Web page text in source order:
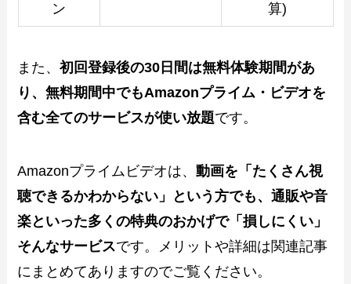
ン
算)
また、初回登録後の30日間は無料体験期間があ
り、無料期間中でもAmazonプライム・ビデオを
含む全てのサービスが使い放題です。
Amazonプライムビデオは、動画を「たくさん視
聴できるかわからない」という方でも、通販や音
楽といった多くの特典のおかげで「損しにくい」
そんなサービスです。メリットや詳細は関連記事
にまとめてありますのでご覧ください。